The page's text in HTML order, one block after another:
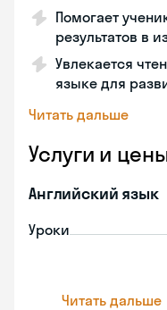
Помогает
результатов в
Увлекается
языке для
Читать дальше
Услуги и
Английский язык
Уроки
Читать дальше